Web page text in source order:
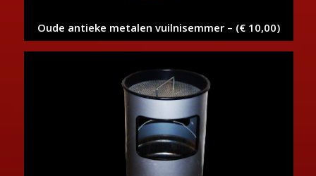
Oude antieke metalen vuilnisemmer – (€ 10,00)